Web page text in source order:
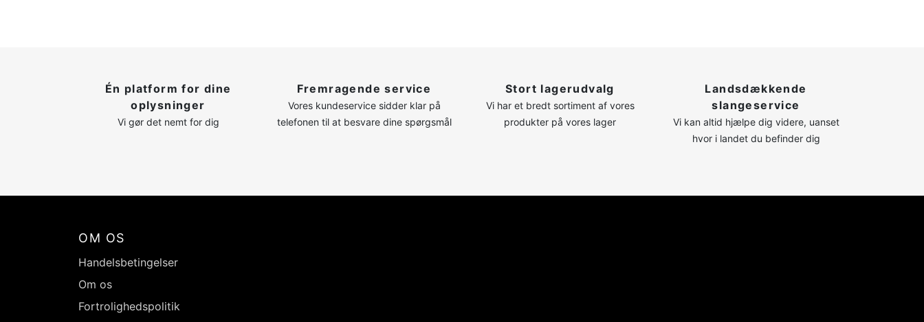
Én platform for dine
oplysninger
Vi gør det nemt for dig
Fremragende service
Vores kundeservice sidder klar på
telefonen til at besvare dine spørgsmål
Stort lagerudvalg
Vi har et bredt sortiment af vores
produkter på vores lager
Landsdækkende
slangeservice
Vi kan altid hjælpe dig videre, uanset
hvor i landet du befinder dig
OM OS
Handelsbetingelser
Om os
Fortrolighedspolitik